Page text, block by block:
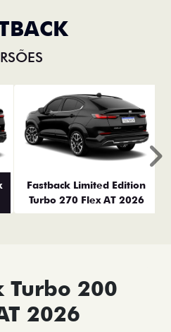
Fastback Limited Edition
Turbo 270 Flex AT 2026
Turbo 200
2026